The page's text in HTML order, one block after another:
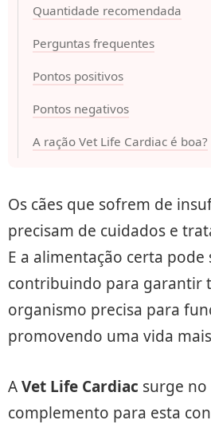
Quantidade recomendada
Perguntas frequentes
Pontos positivos
Pontos negativos
A ração Vet Life Cardiac é boa?
Os cães que sofrem de
precisam de cuidados e
E a alimentação certa
contribuindo para garantir
organismo precisa para
promovendo uma vida
AVet Life Cardiac surge
complemento para esta